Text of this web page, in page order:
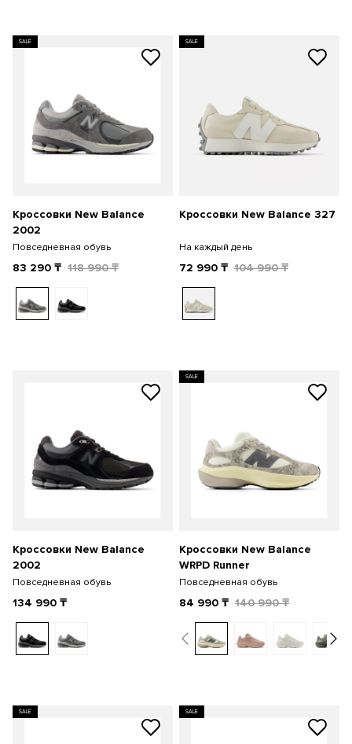
SALE
Кроссовки New Balance
2002
Повседневная обувь
83 290 ₸ 118 990₸
SALE
Кроссовки New Balance 327
На каждый день
72 990 ₸ 104 990₸
Кроссовки New Balance
2002
Повседневная обувь
134 990 ₸
SALE
Кроссовки New Balance
WRPD Runner
Повседневная обувь
84 990 ₸ 140 990₸
SALE SALE